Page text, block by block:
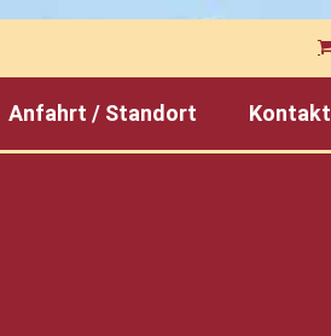
Anfahrt / Standort Kontakt